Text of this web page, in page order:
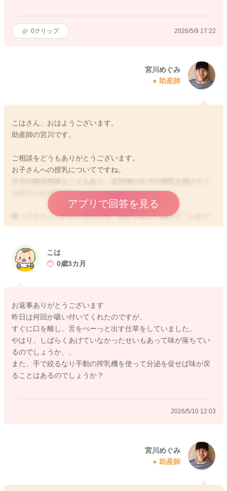
0クリップ 2026/5/9 17:22
宮川めぐみ
助産師
こはさん、おはようございます。
助産師の宮川です。
ご相談をどうもありがとうございます。
お子さんへの授乳についてですね。
片方が陥没気味なこともあり、反対側のみでの授乳を続けてこ
られていたのですね。
吸ってもらっていない左の方は、搾乳をあまり続けてこられて
いなかったようでしたら、分泌も落ちていると思います。
ないことであまり吸い付いてくれないことになっているかもし
れません。
今から左の分泌がどんどん増えてくるということは望みにくい
と思います。
しかしマッサージなどをしていくことで、ほぐれていき、吸い
付きやすくなってくることはあるかもしれません。
そうして少しでも、お子さんが吸い付きやすくなるような状況
を作ってあげてみてはどうかなと思いました。
アプリで回答を見る
2026/5/10 8:19
こは
0歳3カ月
お返事ありがとうございます
昨日は何回か吸い付いてくれたのですが、
すぐに口を離し、舌をべーっと出す仕草をしていました。
やはり、しばらくあげていなかったせいもあって味が落ちてい
るのでしょうか、、
また、手で絞るなり手動の搾乳機を使って分泌を促せば味が戻
ることはあるのでしょうか？
2026/5/10 12:03
宮川めぐみ
助産師